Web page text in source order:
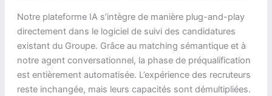
Notre plateforme IA s’intègre de manière plug-and-play
directement dans le logiciel de suivi des candidatures
existant du Groupe. Grâce au matching sémantique et à
notre agent conversationnel, la phase de préqualification
est entièrement automatisée. L’expérience des recruteurs
reste inchangée, mais leurs capacités sont démultipliées.